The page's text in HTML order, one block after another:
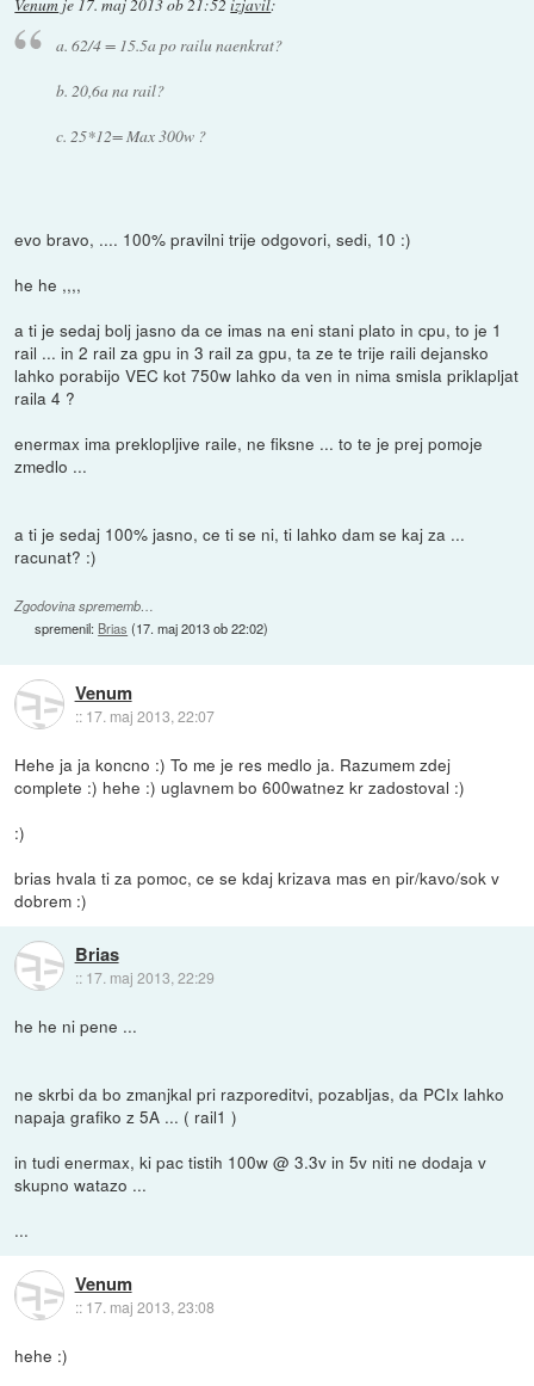
Venum je 17. maj 2013 ob 21:52 izjavil:
a. 62/4 = 15.5a po railu naenkrat?
b. 20,6a na rail?
c. 25*12= Max 300w ?
evo bravo, .... 100% pravilni trije odgovori, sedi, 10 :)
he he ,,,,
a ti je sedaj bolj jasno da ce imas na eni stani plato in cpu, to je 1
rail ... in 2 rail za gpu in 3 rail za gpu, ta ze te trije raili dejansko
lahko porabijo VEC kot 750w lahko da ven in nima smisla priklapljat
raila 4 ?
enermax ima preklopljive raile, ne fiksne ... to te je prej pomoje
zmedlo ...
a ti je sedaj 100% jasno, ce ti se ni, ti lahko dam se kaj za ...
racunat? :)
Zgodovina sprememb…
spremenil: Brias (17. maj 2013 ob 22:02)
Venum
:: 17. maj 2013, 22:07
Hehe ja ja koncno :) To me je res medlo ja. Razumem zdej
complete :) hehe :) uglavnem bo 600watnez kr zadostoval :)
:)
brias hvala ti za pomoc, ce se kdaj krizava mas en pir/kavo/sok v
dobrem :)
Brias
:: 17. maj 2013, 22:29
he he ni pene ...
ne skrbi da bo zmanjkal pri razporeditvi, pozabljas, da PCIx lahko
napaja grafiko z 5A ... ( rail1 )
in tudi enermax, ki pac tistih 100w @ 3.3v in 5v niti ne dodaja v
skupno watazo ...
...
Venum
:: 17. maj 2013, 23:08
hehe :)